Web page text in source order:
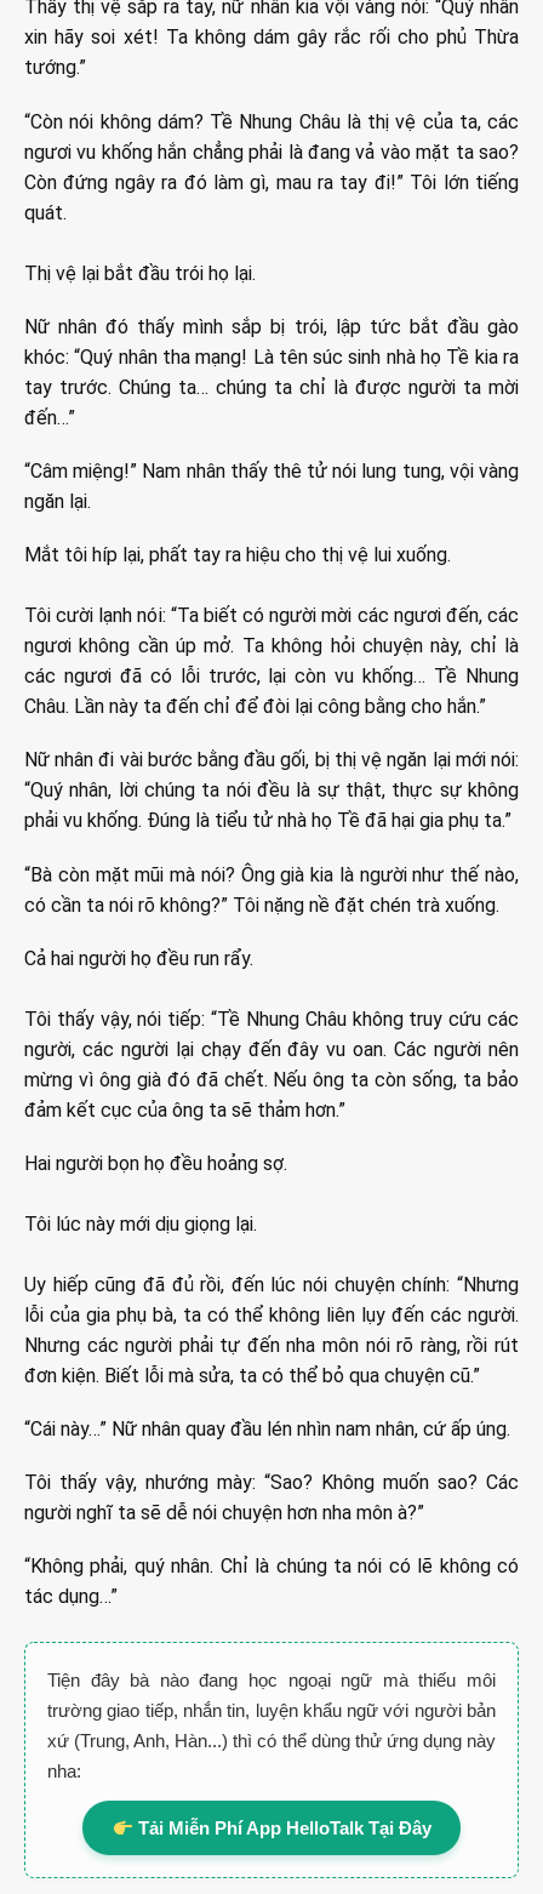
Thấy thị vệ sắp ra tay, nữ nhân kia vội vàng nói: “Quý nhân
xin hãy soi xét! Ta không dám gây rắc rối cho phủ Thừa
tướng.”
“Còn nói không dám? Tề Nhung Châu là thị vệ của ta, các
ngươi vu khống hắn chẳng phải là đang vả vào mặt ta sao?
Còn đứng ngây ra đó làm gì, mau ra tay đi!” Tôi lớn tiếng
quát.
Thị vệ lại bắt đầu trói họ lại.
Nữ nhân đó thấy mình sắp bị trói, lập tức bắt đầu gào
khóc: “Quý nhân tha mạng! Là tên súc sinh nhà họ Tề kia ra
tay trước. Chúng ta… chúng ta chỉ là được người ta mời
đến…”
“Câm miệng!” Nam nhân thấy thê tử nói lung tung, vội vàng
ngăn lại.
Mắt tôi híp lại, phất tay ra hiệu cho thị vệ lui xuống.
Tôi cười lạnh nói: “Ta biết có người mời các ngươi đến, các
ngươi không cần úp mở. Ta không hỏi chuyện này, chỉ là
các ngươi đã có lỗi trước, lại còn vu khống… Tề Nhung
Châu. Lần này ta đến chỉ để đòi lại công bằng cho hắn.”
Nữ nhân đi vài bước bằng đầu gối, bị thị vệ ngăn lại mới nói:
“Quý nhân, lời chúng ta nói đều là sự thật, thực sự không
phải vu khống. Đúng là tiểu tử nhà họ Tề đã hại gia phụ ta.”
“Bà còn mặt mũi mà nói? Ông già kia là người như thế nào,
có cần ta nói rõ không?” Tôi nặng nề đặt chén trà xuống.
Cả hai người họ đều run rẩy.
Tôi thấy vậy, nói tiếp: “Tề Nhung Châu không truy cứu các
người, các người lại chạy đến đây vu oan. Các người nên
mừng vì ông già đó đã chết. Nếu ông ta còn sống, ta bảo
đảm kết cục của ông ta sẽ thảm hơn.”
Hai người bọn họ đều hoảng sợ.
Tôi lúc này mới dịu giọng lại.
Uy hiếp cũng đã đủ rồi, đến lúc nói chuyện chính: “Nhưng
lỗi của gia phụ bà, ta có thể không liên lụy đến các người.
Nhưng các người phải tự đến nha môn nói rõ ràng, rồi rút
đơn kiện. Biết lỗi mà sửa, ta có thể bỏ qua chuyện cũ.”
“Cái này…” Nữ nhân quay đầu lén nhìn nam nhân, cứ ấp úng.
Tôi thấy vậy, nhướng mày: “Sao? Không muốn sao? Các
người nghĩ ta sẽ dễ nói chuyện hơn nha môn à?”
“Không phải, quý nhân. Chỉ là chúng ta nói có lẽ không có
tác dụng…”
Tiện đây bà nào đang học ngoại ngữ mà thiếu môi
trường giao tiếp, nhắn tin, luyện khẩu ngữ với người bản
xứ (Trung, Anh, Hàn...) thì có thể dùng thử ứng dụng này
nha:
Tải Miễn Phí App HelloTalk Tại Đây